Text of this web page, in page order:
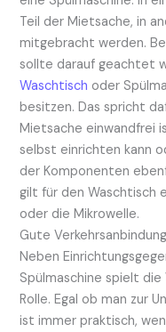
Teil der Mietsache, in
mitgebracht werden.
sollte darauf geachtet
Waschtisch oder
besitzen. Das spricht
Mietsache einwandfrei
selbst einrichten kann
der Komponenten
gilt für den Waschtisch
oder die Mikrowelle.
Gute Verkehrsanbindung
Neben
Spülmaschine spielt
Rolle. Egal ob man zur
ist immer praktisch,